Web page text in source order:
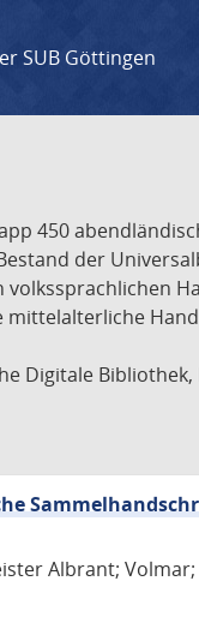
SUB Göttingen
450
der
Digitale
Albrant;